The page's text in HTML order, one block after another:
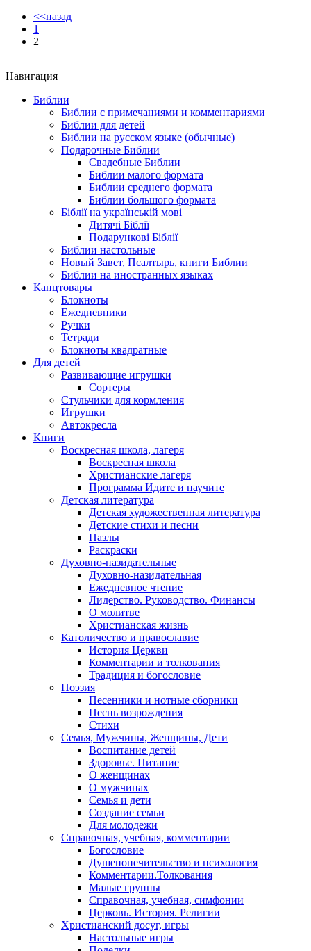
<<назад
1
2
Навигация
Библии
Библии с примечаниями и комментариями
Библии для детей
Библии на русском языке (обычные)
Подарочные Библии
Свадебные Библии
Библии малого формата
Библии среднего формата
Библии большого формата
Біблії на українській мові
Дитячі Біблії
Подарункові Біблії
Библии настольные
Новый Завет, Псалтырь, книги Библии
Библии на иностранных языках
Канцтовары
Блокноты
Ежедневники
Ручки
Тетради
Блокноты квадратные
Для детей
Развивающие игрушки
Сортеры
Стульчики для кормления
Игрушки
Автокресла
Книги
Воскресная школа, лагеря
Воскресная школа
Христианские лагеря
Программа Идите и научите
Детская литература
Детская художественная литература
Детские стихи и песни
Пазлы
Раскраски
Духовно-назидательные
Духовно-назидательная
Ежедневное чтение
Лидерство. Руководство. Финансы
О молитве
Христианская жизнь
Католичество и православие
История Церкви
Комментарии и толкования
Традиция и богословие
Поэзия
Песенники и нотные сборники
Песнь возрождения
Стихи
Семья, Мужчины, Женщины, Дети
Воспитание детей
Здоровье. Питание
О женщинах
О мужчинах
Семья и дети
Создание семьи
Для молодежи
Справочная, учебная, комментарии
Богословие
Душепопечительство и психология
Комментарии.Толкования
Малые группы
Справочная, учебная, симфонии
Церковь. История. Религии
Христианский досуг, игры
Настольные игры